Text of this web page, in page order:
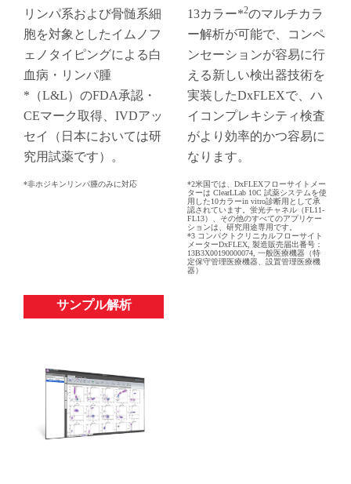
リンパ系および骨髄系細
胞を対象としたイムノフ
ェノタイピングによる白
血病・リンパ腫
*（L&L）のFDA承認・
CEマーク取得、IVDアッ
セイ（日本においては研
究用試薬です）。
*非ホジキンリンパ腫のみに対応
13カラー*2のマルチカラ
ー解析が可能で、コンペ
ンセーションが容易に行
える新しい検出器技術を
実装したDxFLEXで、ハ
イコンプレキシティ検査
がより効率的かつ容易に
なります。
*2米国では、DxFLEXフローサイトメー
ターは ClearLLab 10C 試薬システムを使
用した10カラーin vitro診断用として承
認されています。蛍光チャネル（FL11-
FL13）、その他のすべてのアプリケー
ションは、研究用途専用です。
*3 コンパクトクリニカルフローサイト
メーターDxFLEX, 製造販売届出番号：
13B3X00190000074, 一般医療機器（特
定保守管理医療機器、設置管理医療機
器）
‌サンプル解析